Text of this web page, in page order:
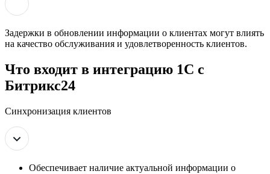
Задержки в обновлении информации о клиентах могут влиять
на качество обслуживания и удовлетворенность клиентов.
Что входит в интеграцию 1С с
Битрикс24
Синхронизация клиентов
Обеспечивает наличие актуальной информации о